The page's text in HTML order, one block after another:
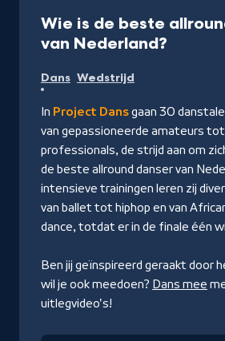
Wie is de beste
van Nederland?
NPO
Start
Dans Wedstrijd
In Project Dansgaan 30
van gepassioneerde amateurs
professionals, de strijd aan om
de beste allround danser van
intensieve trainingen leren zij
van ballet tot hiphop en van
dance, totdat er in de finale één
Ben jij geïnspireerd geraakt door
wil je ook meedoen? Dans mee
uitlegvideo's!